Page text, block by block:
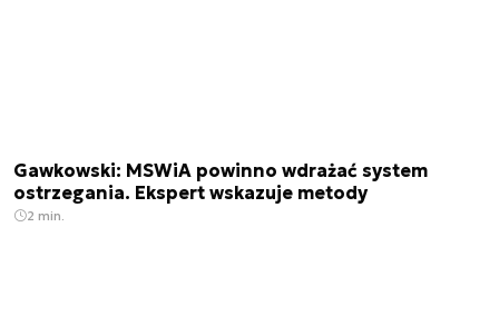
Gawkowski: MSWiA powinno wdrażać system
ostrzegania. Ekspert wskazuje metody
2 min.